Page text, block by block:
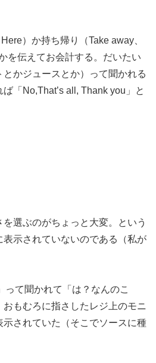
）か持ち帰り（Take away、
を伝えてお会計する。だいたい
かジュースとか）って聞かれる
「No,That’s all, Thank you」と
選ぶのがちょっと大変。という
示されていないのである（私が
て聞かれて「は？なんのこ
もむろに指さしたレジ上のモニ
示されていた（そこでソースに種